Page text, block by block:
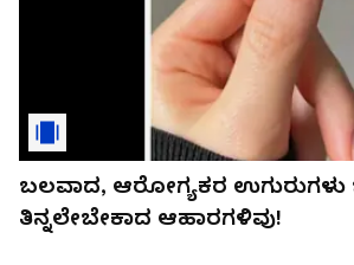
ಬಲವಾದ, ಆರೋಗ್ಯಕರ ಉಗುರುಗಳು
ತಿನ್ನಲೇಬೇಕಾದ ಆಹಾರಗಳಿವು!